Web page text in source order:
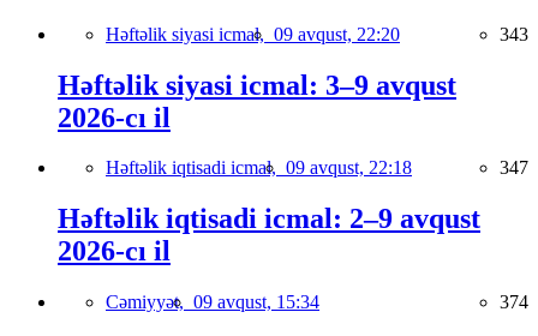
Həftəlik siyasi icmal, 09 avqust, 22:20 343
Həftəlik siyasi icmal: 3–9 avqust
2026-cı il
Həftəlik iqtisadi icmal, 09 avqust, 22:18 347
Həftəlik iqtisadi icmal: 2–9 avqust
2026-cı il
Cəmiyyət, 09 avqust, 15:34 374